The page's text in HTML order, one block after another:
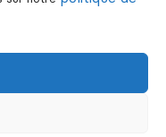
main-